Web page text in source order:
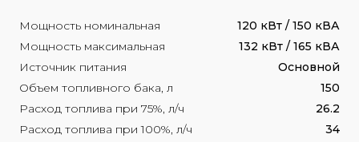
Мощность номинальная
120 кВт / 150 кВА
Мощность максимальная
132 кВт / 165 кВА
Источник питания
Основной
Объем топливного бака, л
150
Расход топлива при 75%, л/ч
26.2
Расход топлива при 100%, л/ч
34